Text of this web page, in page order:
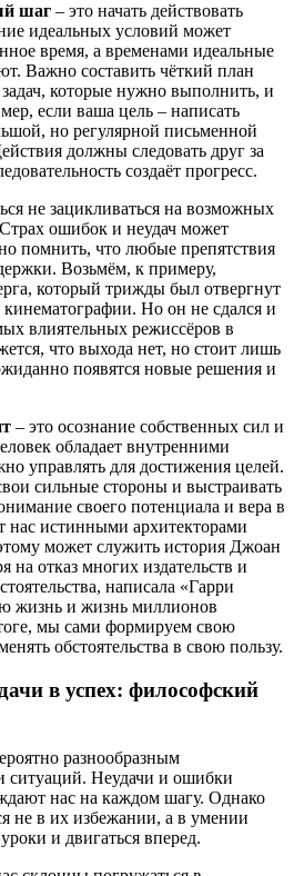
шаг – это начать действовать
идеальных условий может
время, а временами идеальные
Важно составить чёткий план
которые нужно выполнить, и
если ваша цель – написать
но регулярной письменной
должны следовать друг за
создаёт прогресс.
не зацикливаться на возможных
ошибок и неудач может
помнить, что любые препятствия
Возьмём, к примеру,
который трижды был отвергнут
Но он не сдался и
влиятельных режиссёров в
что выхода нет, но стоит лишь
появятся новые решения и
– это осознание собственных сил и
обладает внутренними
управлять для достижения целей.
сильные стороны и выстраивать
своего потенциала и вера в
нас истинными архитекторами
может служить история Джоан
на отказ многих издательств и
написала «Гарри
жизнь и жизнь миллионов
мы сами формируем свою
обстоятельства в свою пользу.
в успех: философский
разнообразным
ситуаций. Неудачи и ошибки
нас на каждом шагу. Однако
не в их избежании, а в умении
и двигаться вперед.